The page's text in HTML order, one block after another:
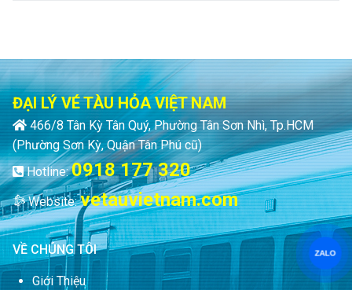
ĐẠI LÝ VÉ TÀU HỎA VIỆT NAM
466/8 Tân Kỳ Tân Quý, Phường Tân Sơn Nhì, Tp.HCM
(Phường Sơn Kỳ, Quận Tân Phú cũ)
Hotline:0918 177 320
Website:vetauvietnam.com
VỀ CHÚNG TÔI
Giới Thiệu
ZALO